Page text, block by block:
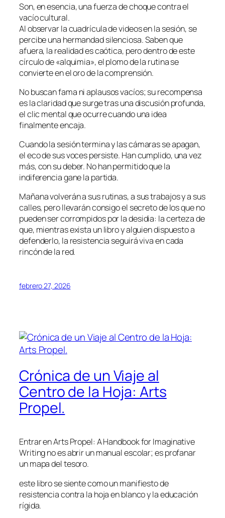
Son, en esencia, una fuerza de choque contra el
vacío cultural.
Al observar la cuadrícula de videos en la sesión, se
percibe una hermandad silenciosa. Saben que
afuera, la realidad es caótica, pero dentro de este
círculo de «alquimia», el plomo de la rutina se
convierte en el oro de la comprensión.
No buscan fama ni aplausos vacíos; su recompensa
es la claridad que surge tras una discusión profunda,
el clic mental que ocurre cuando una idea
finalmente encaja.
Cuando la sesión termina y las cámaras se apagan,
el eco de sus voces persiste. Han cumplido, una vez
más, con su deber. No han permitido que la
indiferencia gane la partida.
Mañana volverán a sus rutinas, a sus trabajos y a sus
calles, pero llevarán consigo el secreto de los que no
pueden ser corrompidos por la desidia: la certeza de
que, mientras exista un libro y alguien dispuesto a
defenderlo, la resistencia seguirá viva en cada
rincón de la red.
febrero 27, 2026
Crónica de un Viaje al
Centro de la Hoja: Arts
Propel.
Entrar en Arts Propel: A Handbook for Imaginative
Writing no es abrir un manual escolar; es profanar
un mapa del tesoro.
este libro se siente como un manifiesto de
resistencia contra la hoja en blanco y la educación
rígida.